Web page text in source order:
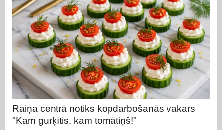
Raiņa centrā notiks kopdarbošanās vakars
"Kam gurķītis, kam tomātiņš!"